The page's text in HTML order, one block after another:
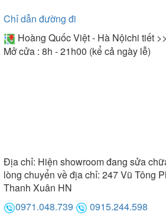
Chỉ dẫn đường đi
Hoàng Quốc Việt - Hà Nộichi tiết >>
Mở cửa : 8h - 21h00 (kể cả ngày lễ)
Địa chỉ: Hiện showroom đang sửa
lòng chuyển về địa chỉ: 247 Vũ Tông
Thanh Xuân HN
0971.048.739
0915.244.598